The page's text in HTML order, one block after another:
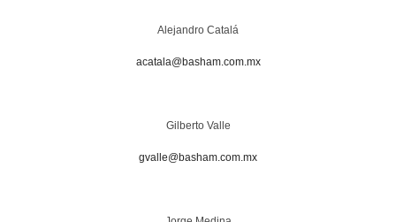
Alejandro Catalá
acatala@basham.com.mx
Gilberto Valle
gvalle@basham.com.mx